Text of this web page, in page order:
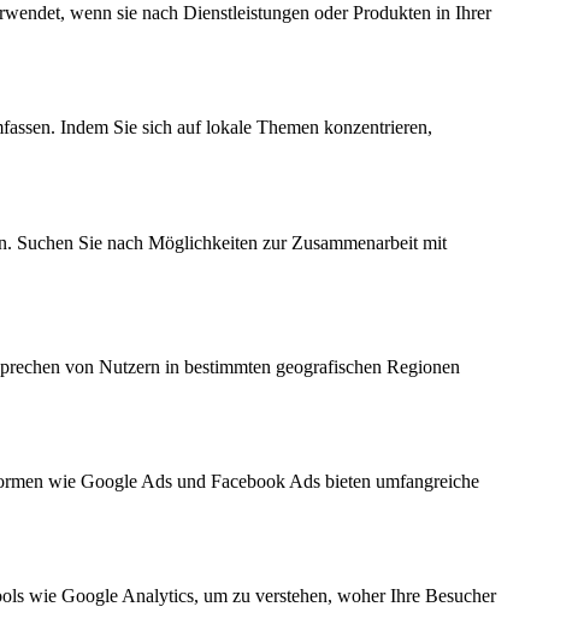
wenn sie nach Dienstleistungen oder Produkten in Ihrer
Indem Sie sich auf lokale Themen konzentrieren,
Suchen Sie nach Möglichkeiten zur Zusammenarbeit mit
von Nutzern in bestimmten geografischen Regionen
wie Google Ads und Facebook Ads bieten umfangreiche
wie Google Analytics, um zu verstehen, woher Ihre Besucher